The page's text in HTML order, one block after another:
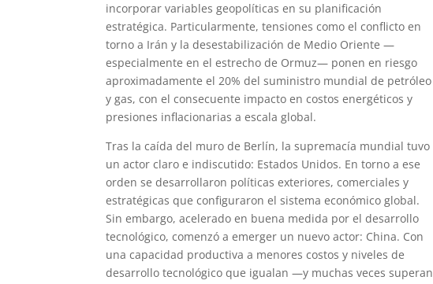
incorporar variables geopolíticas en su planificación
estratégica. Particularmente, tensiones como el conflicto en
torno a Irán y la desestabilización de Medio Oriente —
especialmente en el estrecho de Ormuz— ponen en riesgo
aproximadamente el 20% del suministro mundial de petróleo
y gas, con el consecuente impacto en costos energéticos y
presiones inflacionarias a escala global.
Tras la caída del muro de Berlín, la supremacía mundial tuvo
un actor claro e indiscutido: Estados Unidos. En torno a ese
orden se desarrollaron políticas exteriores, comerciales y
estratégicas que configuraron el sistema económico global.
Sin embargo, acelerado en buena medida por el desarrollo
tecnológico, comenzó a emerger un nuevo actor: China. Con
una capacidad productiva a menores costos y niveles de
desarrollo tecnológico que igualan —y muchas veces superan